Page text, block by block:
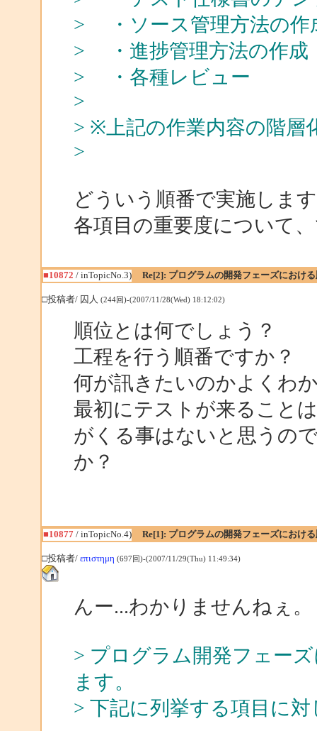
> ・ソース管理方法の作
> ・進捗管理方法の作成
> ・各種レビュー
>
> ※上記の作業内容の階層
>
どういう順番で実施しま
各項目の重要度について
■10872 / inTopicNo.3) Re[2]: プログラムの開発フェーズにおけ
□投稿者/ 囚人 (244回)-(2007/11/28(Wed) 18:12:02)
順位とは何でしょう？
工程を行う順番ですか？
何が訊きたいのかよくわ
最初にテストが来ること
がくる事はないと思うの
か？
■10877/ inTopicNo.4) Re[1]: プログラムの開発フェーズにおけ
□投稿者/ επιστημη (697回)-(2007/11/29(Thu) 11:49:34)
んー...わかりませんねぇ。
> プログラム開発フェー
ます。
> 下記に列挙する項目に